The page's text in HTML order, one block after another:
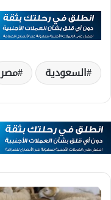
السعودية مصر